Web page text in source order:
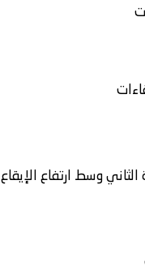
وسط ارتفاع الإيقاع